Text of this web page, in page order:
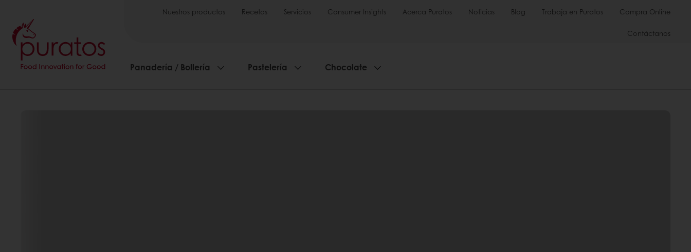
Nuestros productos Recetas Servicios Consumer Insights Acerca Puratos Noticias Blog Trabaja en Puratos Compra Online
Contáctanos
Panadería / Bollería Pastelería Chocolate